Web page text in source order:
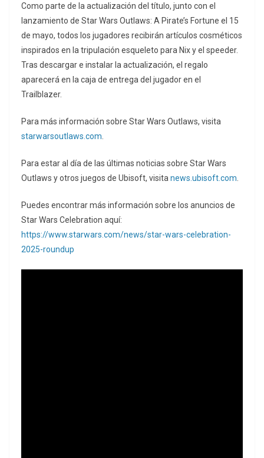
Como parte de la actualización del título, junto con el
lanzamiento de Star Wars Outlaws: A Pirate’s Fortune el 15
de mayo, todos los jugadores recibirán artículos cosméticos
inspirados en la tripulación esqueleto para Nix y el speeder.
Tras descargar e instalar la actualización, el regalo
aparecerá en la caja de entrega del jugador en el
Trailblazer.
Para más información sobre Star Wars Outlaws, visita
starwarsoutlaws.com
Para estar al día de las últimas noticias sobre Star Wars
Outlaws y otros juegos de Ubisoft, visita news.ubisoft.com
Puedes encontrar más información sobre los anuncios de
Star Wars Celebration aquí:
https://www.starwars.com/news/star-wars-celebration-
2025-roundup